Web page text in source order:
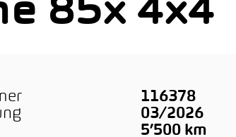
85x 4x4
116378
03/2026
5’500 km